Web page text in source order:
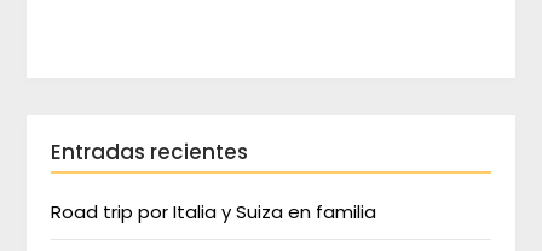
Entradas recientes
Road trip por Italia y Suiza en familia